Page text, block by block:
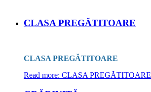
CLASA PREGĂTITOARE
CLASA PREGĂTITOARE
Read more: CLASA PREGĂTITOARE